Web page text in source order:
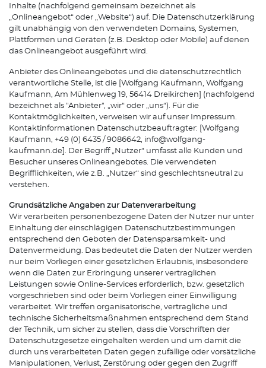
Inhalte (nachfolgend gemeinsam bezeichnet als
„Onlineangebot“ oder „Website“) auf. Die Datenschutzerklärung
gilt unabhängig von den verwendeten Domains, Systemen,
Plattformen und Geräten (z.B. Desktop oder Mobile) auf denen
das Onlineangebot ausgeführt wird.
Anbieter des Onlineangebotes und die datenschutzrechtlich
verantwortliche Stelle, ist die [Wolfgang Kaufmann, Wolfgang
Kaufmann, Am Mühlenweg 19, 56414 Dreikirchen] (nachfolgend
bezeichnet als "Anbieter", „wir“ oder „uns“). Für die
Kontaktmöglichkeiten, verweisen wir auf unser Impressum.
Kontaktinformationen Datenschutzbeauftragter: [Wolfgang
Kaufmann, +49 (0) 6435 / 9086642, info@wolfgang-
kaufmann.de]. Der Begriff „Nutzer“ umfasst alle Kunden und
Besucher unseres Onlineangebotes. Die verwendeten
Begrifflichkeiten, wie z.B. „Nutzer“ sind geschlechtsneutral zu
verstehen.
Grundsätzliche Angaben zur Datenverarbeitung
Wir verarbeiten personenbezogene Daten der Nutzer nur unter
Einhaltung der einschlägigen Datenschutzbestimmungen
entsprechend den Geboten der Datensparsamkeit- und
Datenvermeidung. Das bedeutet die Daten der Nutzer werden
nur beim Vorliegen einer gesetzlichen Erlaubnis, insbesondere
wenn die Daten zur Erbringung unserer vertraglichen
Leistungen sowie Online-Services erforderlich, bzw. gesetzlich
vorgeschrieben sind oder beim Vorliegen einer Einwilligung
verarbeitet. Wir treffen organisatorische, vertragliche und
technische Sicherheitsmaßnahmen entsprechend dem Stand
der Technik, um sicher zu stellen, dass die Vorschriften der
Datenschutzgesetze eingehalten werden und um damit die
durch uns verarbeiteten Daten gegen zufällige oder vorsätzliche
Manipulationen, Verlust, Zerstörung oder gegen den Zugriff